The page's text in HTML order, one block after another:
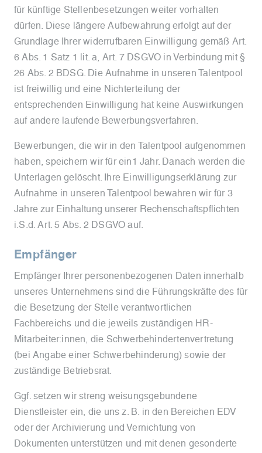
für künftige Stellenbesetzungen weiter vorhalten
dürfen. Diese längere Aufbewahrung erfolgt auf der
Grundlage Ihrer widerrufbaren Einwilligung gemäß Art.
6 Abs. 1 Satz 1 lit. a, Art. 7 DSGVO in Verbindung mit §
26 Abs. 2 BDSG. Die Aufnahme in unseren Talentpool
ist freiwillig und eine Nichterteilung der
entsprechenden Einwilligung hat keine Auswirkungen
auf andere laufende Bewerbungsverfahren.
Bewerbungen, die wir in den Talentpool aufgenommen
haben, speichern wir für ein1 Jahr. Danach werden die
Unterlagen gelöscht. Ihre Einwilligungserklärung zur
Aufnahme in unseren Talentpool bewahren wir für 3
Jahre zur Einhaltung unserer Rechenschaftspflichten
i.S.d. Art. 5 Abs. 2 DSGVO auf.
Empfänger
Empfänger Ihrer personenbezogenen Daten innerhalb
unseres Unternehmens sind die Führungskräfte des für
die Besetzung der Stelle verantwortlichen
Fachbereichs und die jeweils zuständigen HR-
Mitarbeiter:innen, die Schwerbehindertenvertretung
(bei Angabe einer Schwerbehinderung) sowie der
zuständige Betriebsrat.
Ggf. setzen wir streng weisungsgebundene
Dienstleister ein, die uns z. B. in den Bereichen EDV
oder der Archivierung und Vernichtung von
Dokumenten unterstützen und mit denen gesonderte